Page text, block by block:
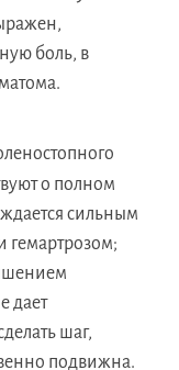
боль, в
о полном
сильным
гемартрозом;
дает
шаг,
подвижна.